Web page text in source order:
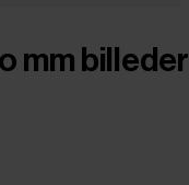
mm billeder